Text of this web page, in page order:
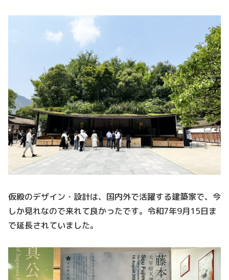
仮殿のデザイン・設計は、国内外で活躍する建築家で、今
しか見れなので来れて良かったです。令和7年9月15日ま
で延長されていました。